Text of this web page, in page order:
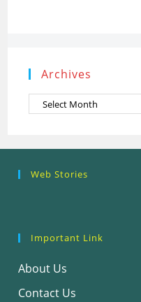
Archives
Archives
Web Stories
Ethics (शोध
Important Link
About Us
Contact Us